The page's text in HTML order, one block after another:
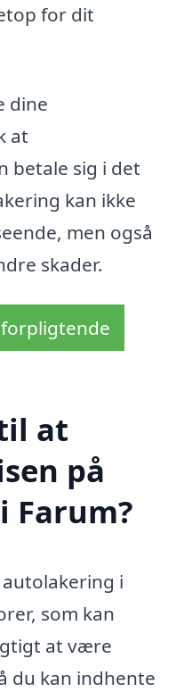
for dit
dine
at
betale sig i det
kan ikke
men også
skader.
at
på
Farum?
i
som kan
at være
du kan indhente